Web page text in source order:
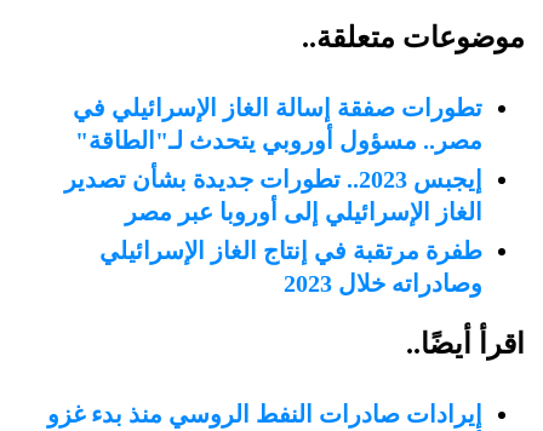
موضوعات متعلقة..
تطورات صفقة إسالة الغاز الإسرائيلي في
مصر.. مسؤول أوروبي يتحدث لـ"الطاقة"
إيجبس 2023.. تطورات جديدة بشأن تصدير
الغاز الإسرائيلي إلى أوروبا عبر مصر
طفرة مرتقبة في إنتاج الغاز الإسرائيلي
وصادراته خلال 2023
اقرأ أيضًا..
إيرادات صادرات النفط الروسي منذ بدء غزو